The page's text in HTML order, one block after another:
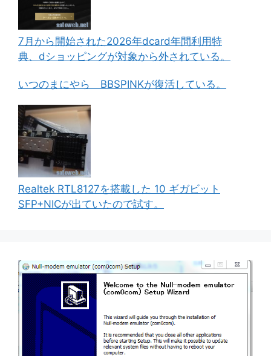
7月から開始された2026年dcard年間利用特
典、dショッピングが対象から外されている。
いつのまにやら BBSPINKが復活している。
Realtek RTL8127を搭載した 10 ギガビット
SFP+NICが出ていたので試す。